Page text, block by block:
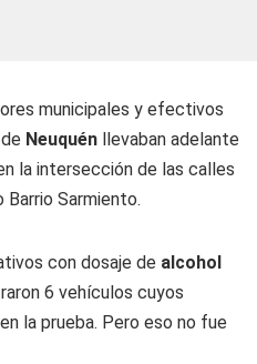
municipales y efectivos
Neuquén llevaban adelante
la intersección de las calles
Barrio Sarmiento.
con dosaje de alcohol
6 vehículos cuyos
la prueba. Pero eso no fue